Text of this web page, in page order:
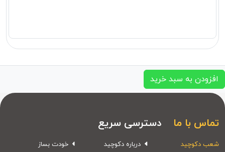
افزودن به سبد خرید
تماس با ما
شعب دکوچید
دسترسی سریع
درباره دکوچید خودت بساز